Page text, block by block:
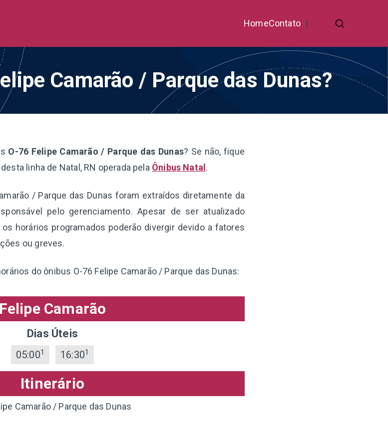
HomeContato
Camarão / Parque das Dunas?
O-76 Felipe Camarão / Parque das Dunas? Se não, fique
linha de Natal, RN operada pela Ônibus Natal .
/ Parque das Dunas foram extraídos diretamente da
pelo gerenciamento. Apesar de ser atualizado
horários programados poderão divergir devido a fatores
ou greves.
do ônibus O-76 Felipe Camarão / Parque das Dunas:
Felipe Camarão
Dias Úteis
05:001 16:301
Itinerário
Camarão / Parque das Dunas